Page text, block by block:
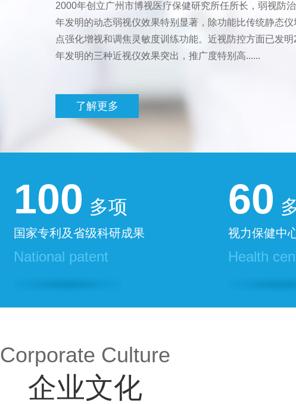
2000年创立广州市博视医疗保健研究所任所长，弱视防
年发明的动态弱视仪效果特别显著，除功能比传统静态
点强化增视和调焦灵敏度训练功能。近视防控方面已发
年发明的三种近视仪效果突出，推广度特别高......
了解更多
100 多项
国家专利及省级科研成果
National patent
60
视力保健中
Health
Corporate Culture
企业文化